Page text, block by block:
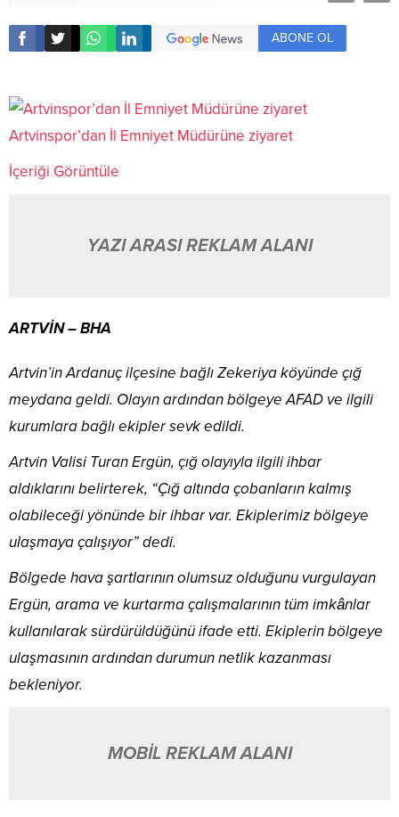
ABONE OL
Artvinspor’dan İl Emniyet Müdürüne ziyaret
İçeriği Görüntüle
YAZI ARASI REKLAM ALANI
ARTVİN – BHA
Artvin’in Ardanuç ilçesine bağlı Zekeriya köyünde çığ
meydana geldi. Olayın ardından bölgeye AFAD ve ilgili
kurumlara bağlı ekipler sevk edildi.
Artvin Valisi Turan Ergün, çığ olayıyla ilgili ihbar
aldıklarını belirterek, “Çığ altında çobanların kalmış
olabileceği yönünde bir ihbar var. Ekiplerimiz bölgeye
ulaşmaya çalışıyor” dedi.
Bölgede hava şartlarının olumsuz olduğunu vurgulayan
Ergün, arama ve kurtarma çalışmalarının tüm imkânlar
kullanılarak sürdürüldüğünü ifade etti. Ekiplerin bölgeye
ulaşmasının ardından durumun netlik kazanması
bekleniyor.
MOBİL REKLAM ALANI